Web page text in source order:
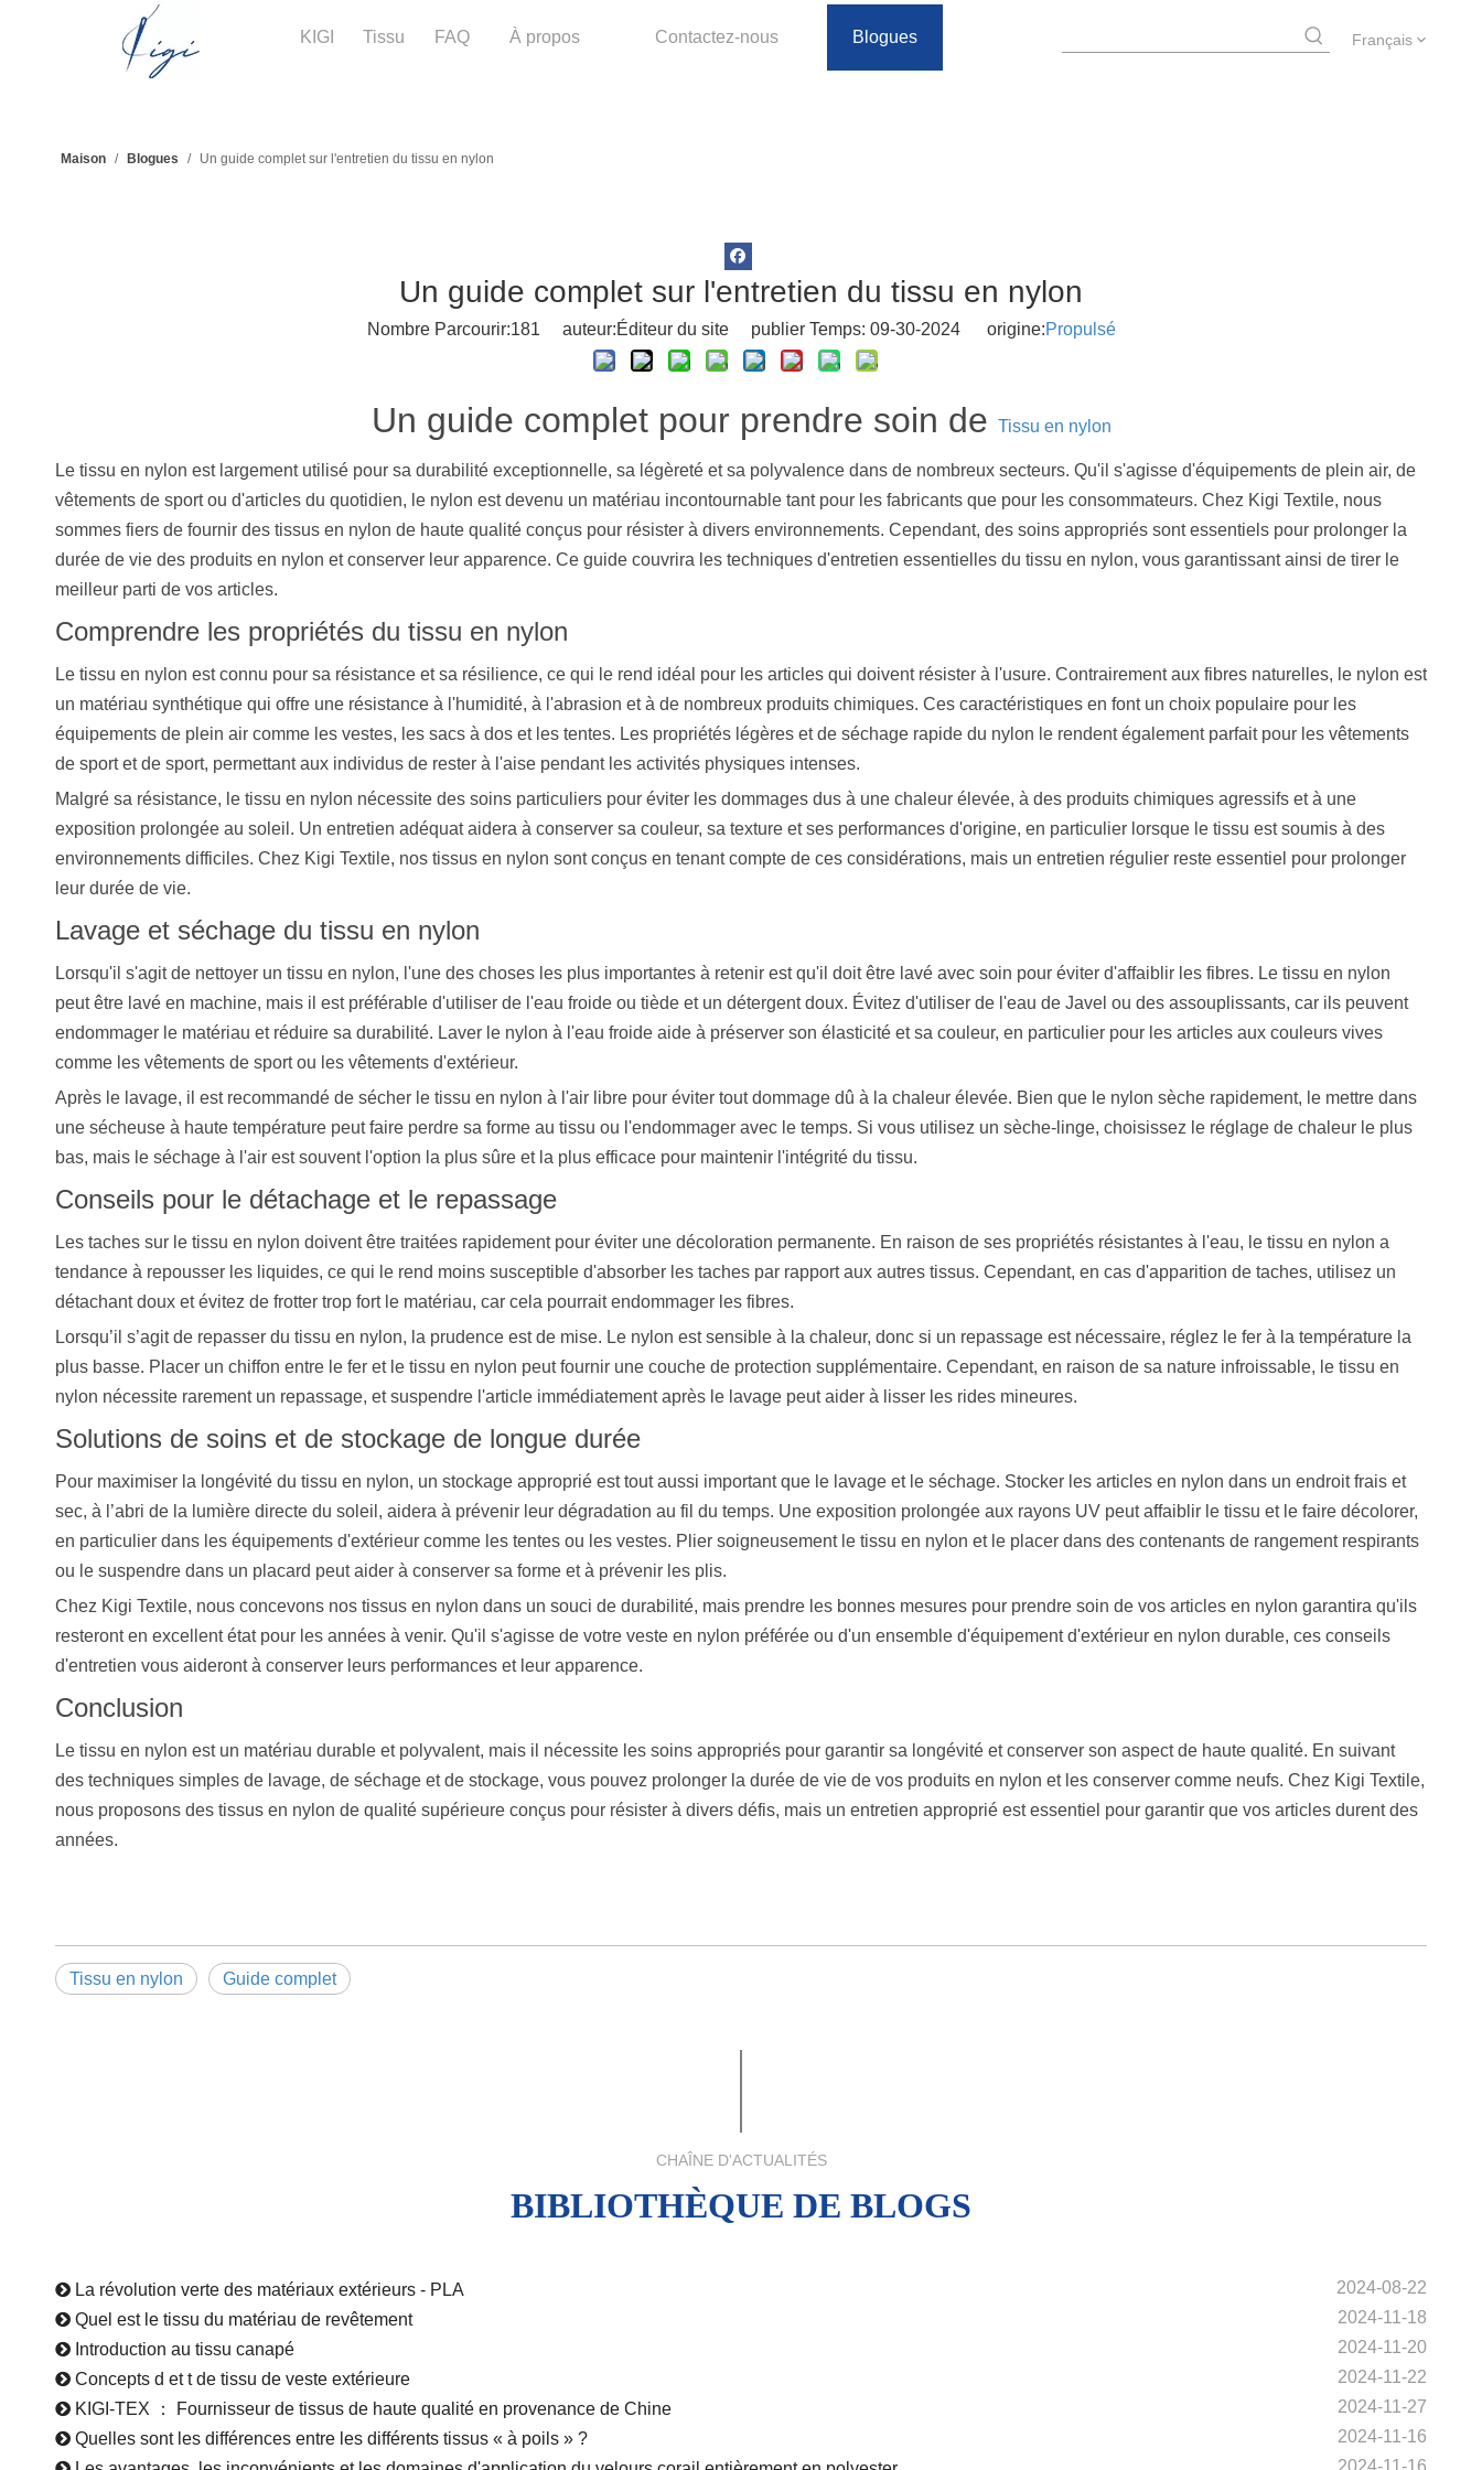
KIGI Tissu FAQ À propos Contactez-nous Blogues Français
Maison / Blogues / Un guide complet sur l'entretien du tissu en nylon
Un guide complet sur l'entretien du tissu en nylon
Nombre Parcourir:181 auteur:Éditeur du site publier Temps: 09-30-2024 origine:Propulsé
Un guide complet pour prendre soin de Tissu en nylon
Le tissu en nylon est largement utilisé pour sa durabilité exceptionnelle, sa légèreté et sa polyvalence dans de nombreux secteurs. Qu'il s'agisse d'équipements de plein air, de
vêtements de sport ou d'articles du quotidien, le nylon est devenu un matériau incontournable tant pour les fabricants que pour les consommateurs. Chez Kigi Textile, nous
sommes fiers de fournir des tissus en nylon de haute qualité conçus pour résister à divers environnements. Cependant, des soins appropriés sont essentiels pour prolonger la
durée de vie des produits en nylon et conserver leur apparence. Ce guide couvrira les techniques d'entretien essentielles du tissu en nylon, vous garantissant ainsi de tirer le
meilleur parti de vos articles.
Comprendre les propriétés du tissu en nylon
Le tissu en nylon est connu pour sa résistance et sa résilience, ce qui le rend idéal pour les articles qui doivent résister à l'usure. Contrairement aux fibres naturelles, le nylon est
un matériau synthétique qui offre une résistance à l'humidité, à l'abrasion et à de nombreux produits chimiques. Ces caractéristiques en font un choix populaire pour les
équipements de plein air comme les vestes, les sacs à dos et les tentes. Les propriétés légères et de séchage rapide du nylon le rendent également parfait pour les vêtements
de sport et de sport, permettant aux individus de rester à l'aise pendant les activités physiques intenses.
Malgré sa résistance, le tissu en nylon nécessite des soins particuliers pour éviter les dommages dus à une chaleur élevée, à des produits chimiques agressifs et à une
exposition prolongée au soleil. Un entretien adéquat aidera à conserver sa couleur, sa texture et ses performances d'origine, en particulier lorsque le tissu est soumis à des
environnements difficiles. Chez Kigi Textile, nos tissus en nylon sont conçus en tenant compte de ces considérations, mais un entretien régulier reste essentiel pour prolonger
leur durée de vie.
Lavage et séchage du tissu en nylon
Lorsqu'il s'agit de nettoyer un tissu en nylon, l'une des choses les plus importantes à retenir est qu'il doit être lavé avec soin pour éviter d'affaiblir les fibres. Le tissu en nylon
peut être lavé en machine, mais il est préférable d'utiliser de l'eau froide ou tiède et un détergent doux. Évitez d'utiliser de l'eau de Javel ou des assouplissants, car ils peuvent
endommager le matériau et réduire sa durabilité. Laver le nylon à l'eau froide aide à préserver son élasticité et sa couleur, en particulier pour les articles aux couleurs vives
comme les vêtements de sport ou les vêtements d'extérieur.
Après le lavage, il est recommandé de sécher le tissu en nylon à l'air libre pour éviter tout dommage dû à la chaleur élevée. Bien que le nylon sèche rapidement, le mettre dans
une sécheuse à haute température peut faire perdre sa forme au tissu ou l'endommager avec le temps. Si vous utilisez un sèche-linge, choisissez le réglage de chaleur le plus
bas, mais le séchage à l'air est souvent l'option la plus sûre et la plus efficace pour maintenir l'intégrité du tissu.
Conseils pour le détachage et le repassage
Les taches sur le tissu en nylon doivent être traitées rapidement pour éviter une décoloration permanente. En raison de ses propriétés résistantes à l'eau, le tissu en nylon a
tendance à repousser les liquides, ce qui le rend moins susceptible d'absorber les taches par rapport aux autres tissus. Cependant, en cas d'apparition de taches, utilisez un
détachant doux et évitez de frotter trop fort le matériau, car cela pourrait endommager les fibres.
Lorsqu’il s’agit de repasser du tissu en nylon, la prudence est de mise. Le nylon est sensible à la chaleur, donc si un repassage est nécessaire, réglez le fer à la température la
plus basse. Placer un chiffon entre le fer et le tissu en nylon peut fournir une couche de protection supplémentaire. Cependant, en raison de sa nature infroissable, le tissu en
nylon nécessite rarement un repassage, et suspendre l'article immédiatement après le lavage peut aider à lisser les rides mineures.
Solutions de soins et de stockage de longue durée
Pour maximiser la longévité du tissu en nylon, un stockage approprié est tout aussi important que le lavage et le séchage. Stocker les articles en nylon dans un endroit frais et
sec, à l’abri de la lumière directe du soleil, aidera à prévenir leur dégradation au fil du temps. Une exposition prolongée aux rayons UV peut affaiblir le tissu et le faire décolorer,
en particulier dans les équipements d'extérieur comme les tentes ou les vestes. Plier soigneusement le tissu en nylon et le placer dans des contenants de rangement respirants
ou le suspendre dans un placard peut aider à conserver sa forme et à prévenir les plis.
Chez Kigi Textile, nous concevons nos tissus en nylon dans un souci de durabilité, mais prendre les bonnes mesures pour prendre soin de vos articles en nylon garantira qu'ils
resteront en excellent état pour les années à venir. Qu'il s'agisse de votre veste en nylon préférée ou d'un ensemble d'équipement d'extérieur en nylon durable, ces conseils
d'entretien vous aideront à conserver leurs performances et leur apparence.
Conclusion
Le tissu en nylon est un matériau durable et polyvalent, mais il nécessite les soins appropriés pour garantir sa longévité et conserver son aspect de haute qualité. En suivant
des techniques simples de lavage, de séchage et de stockage, vous pouvez prolonger la durée de vie de vos produits en nylon et les conserver comme neufs. Chez Kigi Textile,
nous proposons des tissus en nylon de qualité supérieure conçus pour résister à divers défis, mais un entretien approprié est essentiel pour garantir que vos articles durent des
années.
Tissu en nylon Guide complet
CHAÎNE D'ACTUALITÉS
BIBLIOTHÈQUE DE BLOGS
Analyse complète du taffetas de nylon : matériau, utilisation, caractéristiques, filet tout-en-un
Tendances des équipements d'extérieur 2026 : pourquoi les plus grandes marques se tournent vers les tissus PCM régulant la température
Introduction au tissu canapé
Concepts d et t de tissu de veste extérieure
KIGI-TEX ： Fournisseur de tissus de haute qualité en provenance de Chine
Quelles sont les différences entre les différents tissus « à poils » ?
Les avantages, les inconvénients et les domaines d'application du velours corail entièrement en polyester